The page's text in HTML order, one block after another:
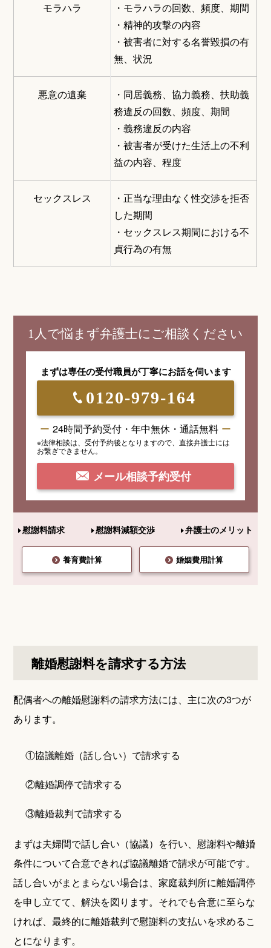
モラハラ
・モラハラの回数、頻度、期間
・精神的攻撃の内容
・被害者に対する名誉毀損の有
無、状況
悪意の遺棄
・同居義務、協力義務、扶助義
務違反の回数、頻度、期間
・義務違反の内容
・被害者が受けた生活上の不利
益の内容、程度
セックスレス
・正当な理由なく性交渉を拒否
した期間
・セックスレス期間における不
貞行為の有無
1人で悩まず弁護士にご相談ください
まずは専任の受付職員が丁寧にお話を伺います
0120-979-164
24時間予約受付・年中無休・通話無料
※法律相談は、受付予約後となりますので、 直接弁護士には
お繋ぎできません。
メール相談予約受付
慰謝料請求 慰謝料減額交渉 弁護士のメリット
養育費計算 婚姻費用計算
離婚慰謝料を請求する方法
配偶者への離婚慰謝料の請求方法には、主に次の3つが
あります。
①協議離婚（話し合い）で請求する
②離婚調停で請求する
③離婚裁判で請求する
まずは夫婦間で話し合い（協議）を行い、慰謝料や離婚
条件について合意できれば協議離婚で請求が可能です。
話し合いがまとまらない場合は、家庭裁判所に離婚調停
を申し立てて、解決を図ります。それでも合意に至らな
ければ、最終的に離婚裁判で慰謝料の支払いを求めるこ
とになります。